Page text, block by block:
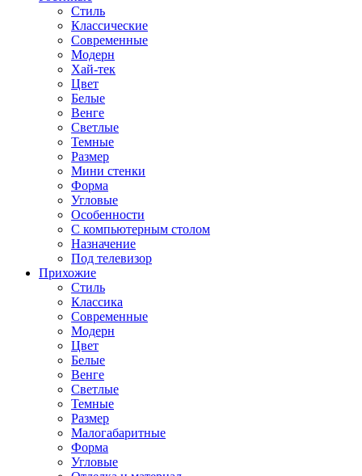
Стиль
Классические
Современные
Модерн
Хай-тек
Цвет
Белые
Венге
Светлые
Темные
Размер
Мини стенки
Форма
Угловые
Особенности
С компьютерным столом
Назначение
Под телевизор
Прихожие
Стиль
Классика
Современные
Модерн
Цвет
Белые
Венге
Светлые
Темные
Размер
Малогабаритные
Форма
Угловые